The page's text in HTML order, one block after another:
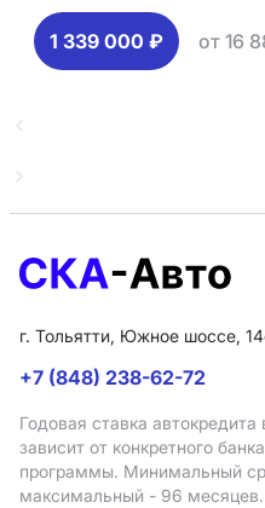
1 339 000 ₽ от 16
г. Тольятти, Южное шоссе,
+7 (848) 238-62-72
Годовая ставка
зависит от конкретного
программы. Минимальный
максимальный - 96